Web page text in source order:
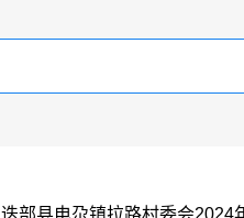
迭部县电尕镇拉路村委会2024